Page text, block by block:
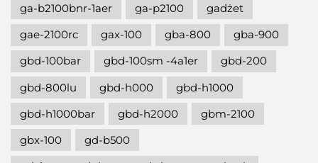
ga-b2100bnr-1aer
ga-p2100
gadżet
gae-2100rc
gax-100 gba-800
gba-900
gbd-100bar
gbd-100sm -4a1er
gbd-200
gbd-800lu
gbd-h000
gbd-h1000
gbd-h1000bar
gbd-h2000
gbm-2100
gbx-100
gd-b500